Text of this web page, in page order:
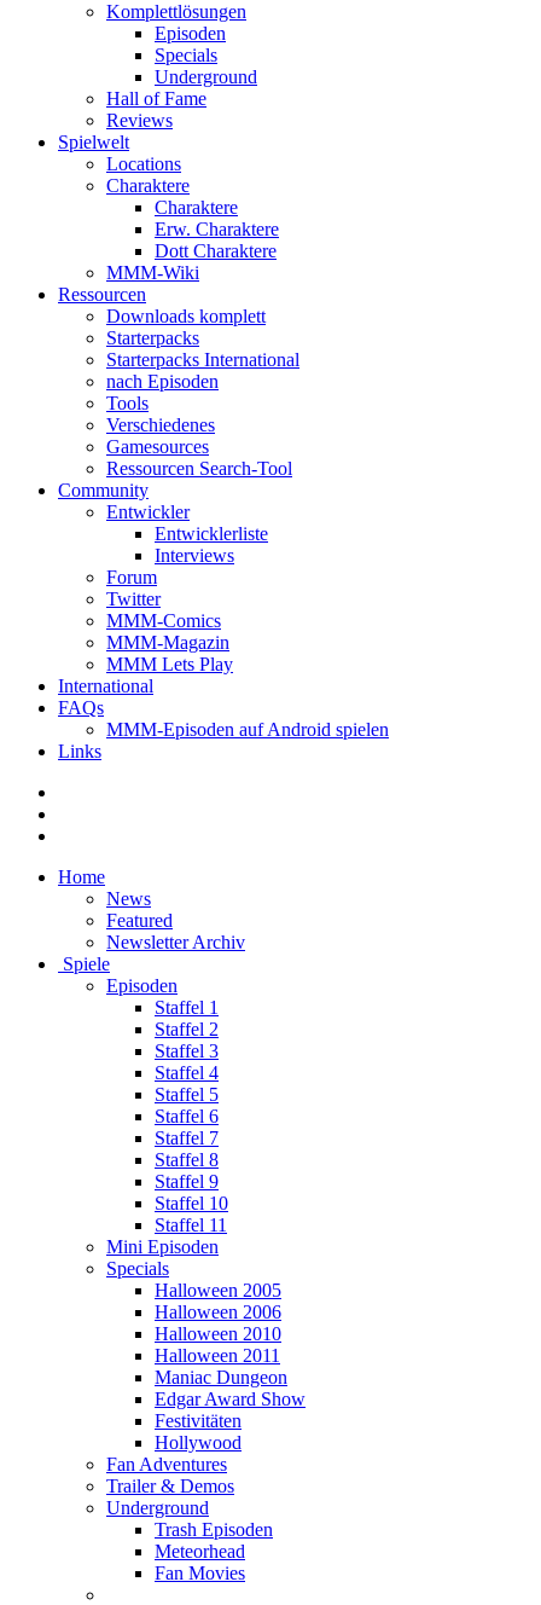
Komplettlösungen
Episoden
Specials
Underground
Hall of Fame
Reviews
Spielwelt
Locations
Charaktere
Charaktere
Erw. Charaktere
Dott Charaktere
MMM-Wiki
Ressourcen
Downloads komplett
Starterpacks
Starterpacks International
nach Episoden
Tools
Verschiedenes
Gamesources
Ressourcen Search-Tool
Community
Entwickler
Entwicklerliste
Interviews
Forum
Twitter
MMM-Comics
MMM-Magazin
MMM Lets Play
International
FAQs
MMM-Episoden auf Android spielen
Links
Home
News
Featured
Newsletter Archiv
Spiele
Episoden
Staffel 1
Staffel 2
Staffel 3
Staffel 4
Staffel 5
Staffel 6
Staffel 7
Staffel 8
Staffel 9
Staffel 10
Staffel 11
Mini Episoden
Specials
Halloween 2005
Halloween 2006
Halloween 2010
Halloween 2011
Maniac Dungeon
Edgar Award Show
Festivitäten
Hollywood
Fan Adventures
Trailer & Demos
Underground
Trash Episoden
Meteorhead
Fan Movies